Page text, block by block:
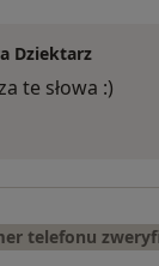
Dziektarz
te słowa :)
telefonu